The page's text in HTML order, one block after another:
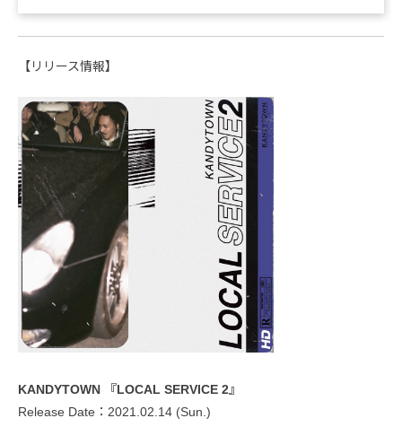
【リリース情報】
KANDYTOWN 『LOCAL SERVICE 2』
Release Date：2021.02.14 (Sun.)